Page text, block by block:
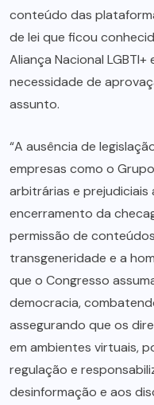
conteúdo das
de lei que ficou
Aliança Nacional LGBTI+
necessidade de
assunto.
“A ausência de
empresas como o
arbitrárias e
encerramento da
permissão de
transgeneridade e a
que o Congresso
democracia,
assegurando que os
em ambientes virtuais,
regulação e
desinformação e aos